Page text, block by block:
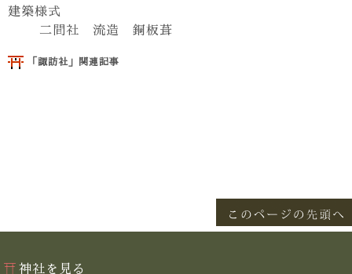
建築様式
二間社 流造 銅板葺
「諏訪社」関連記事
神社を見る